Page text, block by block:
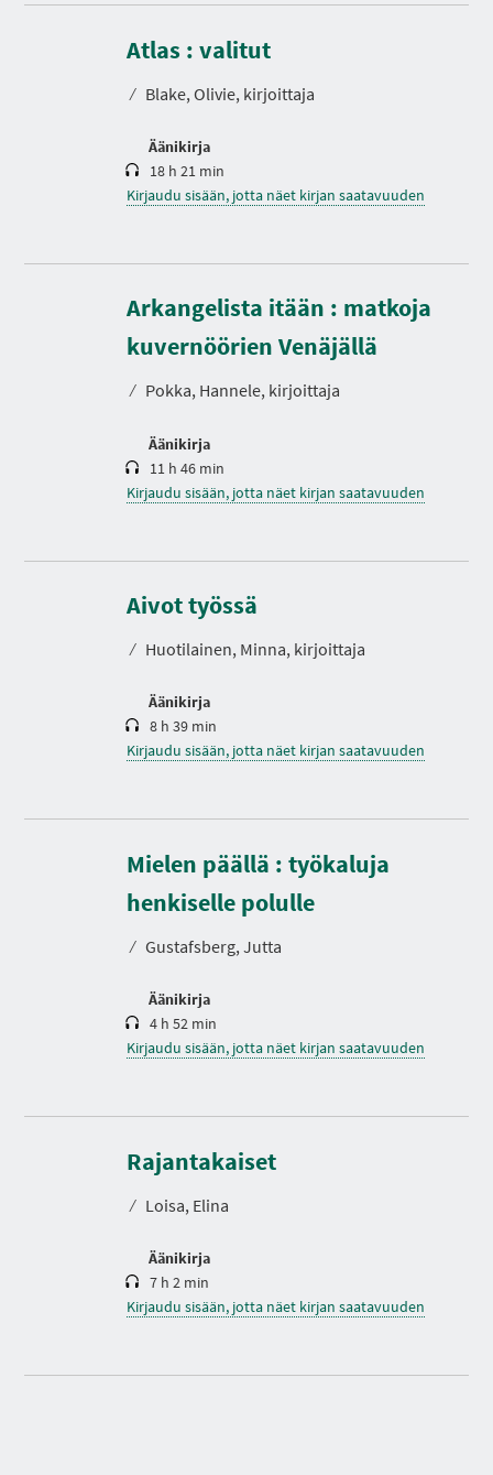
Atlas : valitut
⁄ Blake, Olivie, kirjoittaja
Äänikirja
K
s
t
18 h 21 min
Kirjaudu sisään, jotta näet kirjan saatavuuden
Arkangelista itään : matkoja
kuvernöörien Venäjällä
⁄ Pokka, Hannele, kirjoittaja
Äänikirja
K
e
s
t
11 h 46 min
Kirjaudu sisään, jotta näet kirjan saatavuuden
Aivot työssä
⁄ Huotilainen, Minna, kirjoittaja
Äänikirja
K
s
t
8 h 39 min
Kirjaudu sisään, jotta näet kirjan saatavuuden
Mielen päällä : työkaluja
henkiselle polulle
⁄ Gustafsberg, Jutta
Äänikirja
K
e
s
t
4 h 52 min
Kirjaudu sisään, jotta näet kirjan saatavuuden
Rajantakaiset
⁄ Loisa, Elina
Äänikirja
K
s
t
7 h 2 min
Kirjaudu sisään, jotta näet kirjan saatavuuden